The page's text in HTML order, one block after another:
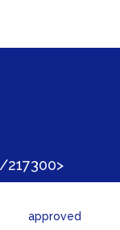
approved